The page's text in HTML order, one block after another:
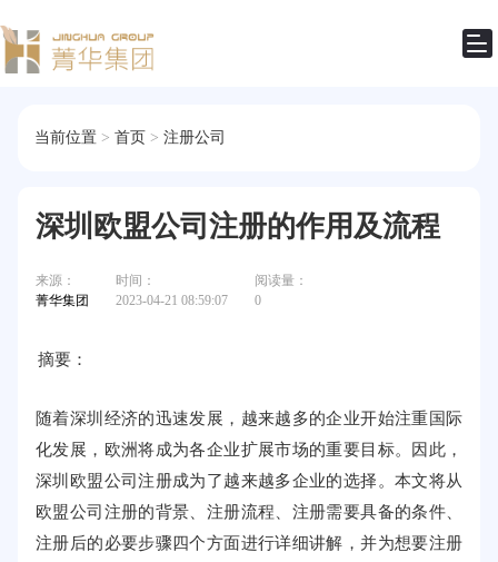
当前位置 > 首页 > 注册公司
深圳欧盟公司注册的作用及流程
来源：
菁华集团
时间：
2023-04-21 08:59:07
阅读量：
0
摘要：
随着深圳经济的迅速发展，越来越多的企业开始注重国际
化发展，欧洲将成为各企业扩展市场的重要目标。因此，
深圳欧盟公司注册成为了越来越多企业的选择。本文将从
欧盟公司注册的背景、注册流程、注册需要具备的条件、
注册后的必要步骤四个方面进行详细讲解，并为想要注册